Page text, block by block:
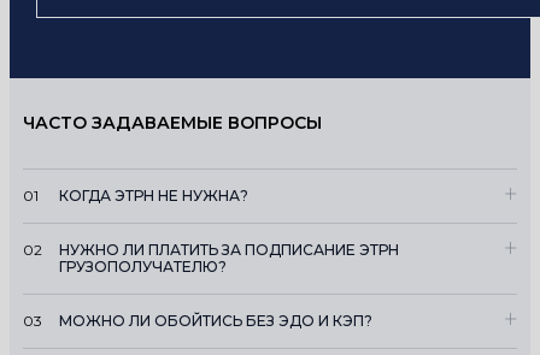
ЧАСТО ЗАДАВАЕМЫЕ ВОПРОСЫ
01 КОГДА ЭТРН НЕ НУЖНА?
02
НУЖНО ЛИ ПЛАТИТЬ ЗА ПОДПИСАНИЕ ЭТРН
ГРУЗОПОЛУЧАТЕЛЮ?
03 МОЖНО ЛИ ОБОЙТИСЬ БЕЗ ЭДО И КЭП?